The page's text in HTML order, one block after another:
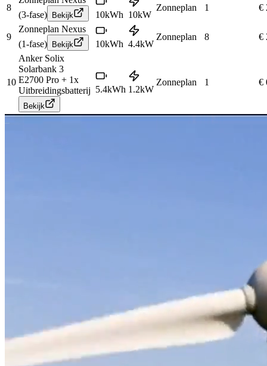
8
(3-fase)
Bekijk 10kWh 10kW
Zonneplan 1 €
9
Zonneplan Nexus
(1-fase)
Bekijk 10kWh 4.4kW
Zonneplan 8 €
10
Anker Solix
Solarbank 3
E2700 Pro + 1x
Uitbreidingsbatterij
Bekijk
5.4kWh 1.2kW
Zonneplan 1 €